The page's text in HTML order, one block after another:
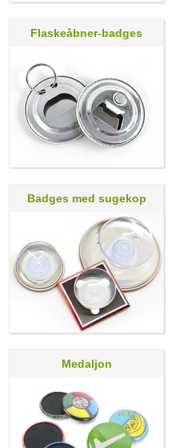
Flaskeåbner-badges
Badges med sugekop
Medaljon